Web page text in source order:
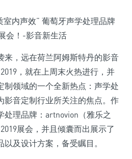
来，远在荷兰阿姆斯特丹的影音
，就在上周末火热进行，并
制领域的一个全新热点：声学处
影音定制行业所关注的焦点。作
处理品牌：artnovion（雅乐之
展会，并且倾囊而出展示了
及设计方案，备受瞩目。